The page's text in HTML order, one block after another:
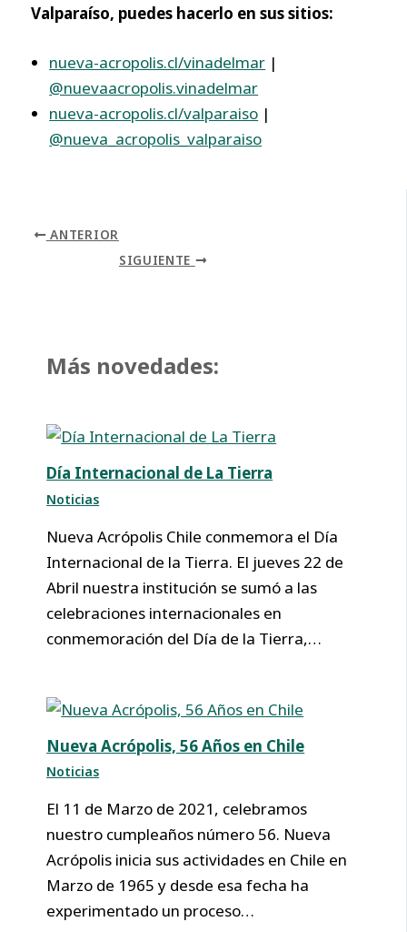
Valparaíso, puedes hacerlo en sus sitios:
nueva-acropolis.cl/vinadelmar |
@nuevaacropolis.vinadelmar
nueva-acropolis.cl/valparaiso |
@nueva_acropolis_valparaiso
ANTERIOR
SIGUIENTE
Más novedades:
Día Internacional de La Tierra
Noticias
Nueva Acrópolis Chile conmemora el Día
Internacional de la Tierra. El jueves 22 de
Abril nuestra institución se sumó a las
celebraciones internacionales en
conmemoración del Día de la Tierra,…
Nueva Acrópolis, 56 Años en Chile
Noticias
El 11 de Marzo de 2021, celebramos
nuestro cumpleaños número 56. Nueva
Acrópolis inicia sus actividades en Chile en
Marzo de 1965 y desde esa fecha ha
experimentado un proceso…